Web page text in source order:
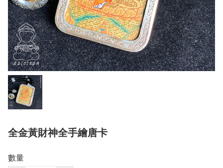
全金黃財神全手繪唐卡
數量